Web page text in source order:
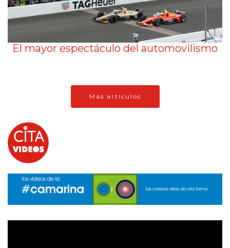
El mayor espectáculo del automovilismo
Más artículos